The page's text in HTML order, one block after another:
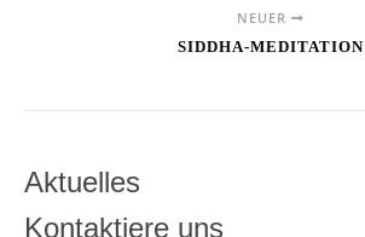
NEUER
SIDDHA-MEDITATION
Aktuelles
Kontaktiere uns